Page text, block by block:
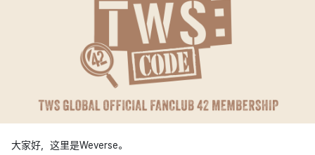
大家好，这里是Weverse。